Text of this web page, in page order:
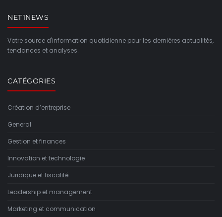
NET1NEWS
Votre source d'information quotidienne pour les dernières actualités,
tendances et analyses.
CATÉGORIES
Création d’entreprise
General
Gestion et finances
Innovation et technologie
Juridique et fiscalité
Leadership et management
Marketing et communication